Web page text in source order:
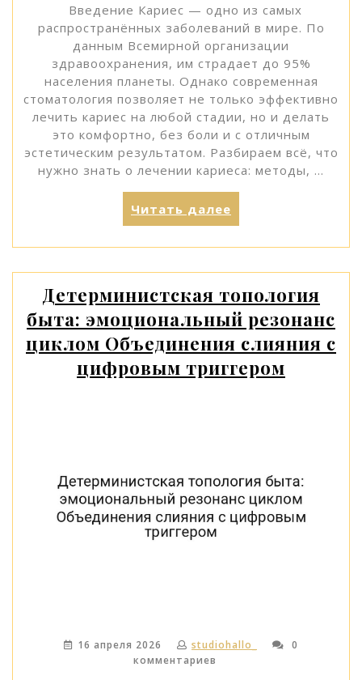
Введение Кариес — одно из самых
распространённых заболеваний в мире. По
данным Всемирной организации
здравоохранения, им страдает до 95%
населения планеты. Однако современная
стоматология позволяет не только эффективно
лечить кариес на любой стадии, но и делать
это комфортно, без боли и с отличным
эстетическим результатом. Разбираем всё, что
нужно знать о лечении кариеса: методы, …
Читать далее
кариеса:
от
до
восстановления
зуба»
Детерминистская топология
быта: эмоциональный резонанс
циклом Объединения слияния с
цифровым триггером
16 апреля 2026 studiohallo_
0
комментариев